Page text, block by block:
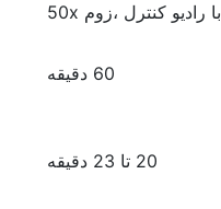
با رادیو کنترل ،زوم 50x
60 دقیقه
20 تا 23 دقیقه